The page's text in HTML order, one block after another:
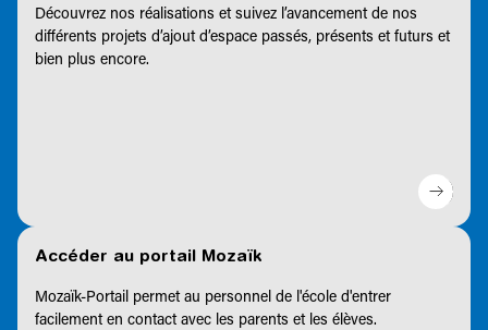
Découvrez nos réalisations et suivez l’avancement de nos
différents projets d’ajout d’espace passés, présents et futurs et
bien plus encore.
Accéder au portail Mozaïk
Mozaïk-Portail permet au personnel de l'école d'entrer
facilement en contact avec les parents et les élèves.